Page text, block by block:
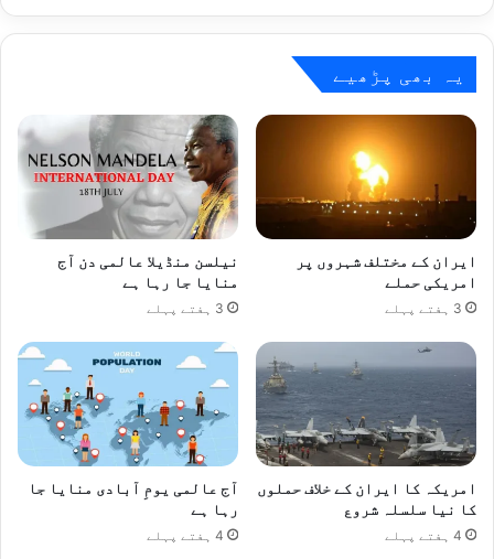
یہ بھی پڑھیے
ایران کے مختلف شہروں پر
امریکی حملے
3 ہفتے پہلے
نیلسن منڈیلا عالمی دن آج
منایا جا رہا ہے
3 ہفتے پہلے
امریکہ کا ایران کے خلاف حملوں
کا نیا سلسلہ شروع
4 ہفتے پہلے
آج عالمی یومِ آبادی منایا جا
رہا ہے
4 ہفتے پہلے